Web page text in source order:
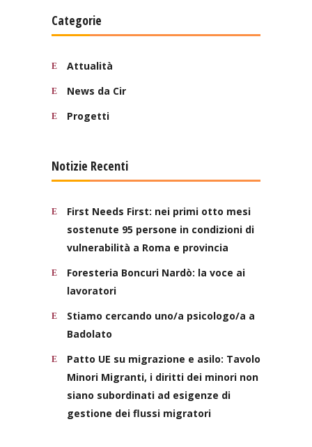
Categorie
Attualità
News da Cir
Progetti
Notizie Recenti
First Needs First: nei primi otto mesi
sostenute 95 persone in condizioni di
vulnerabilità a Roma e provincia
Foresteria Boncuri Nardò: la voce ai
lavoratori
Stiamo cercando uno/a psicologo/a a
Badolato
Patto UE su migrazione e asilo: Tavolo
Minori Migranti, i diritti dei minori non
siano subordinati ad esigenze di
gestione dei flussi migratori